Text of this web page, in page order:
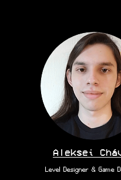
Aleksei
Level Designer & Game